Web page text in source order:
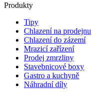
Produkty
Tipy
Chlazení na prodejnu
Chlazení do zázemí
Mrazicí zařízení
Prodej zmrzliny
Stavebnicové boxy
Gastro a kuchyně
Náhradní díly